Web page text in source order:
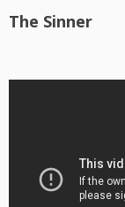
The Sinner